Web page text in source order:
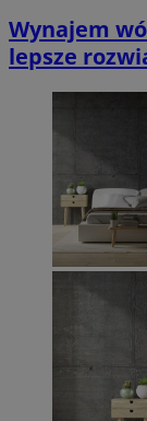
Wynajem
lepsze